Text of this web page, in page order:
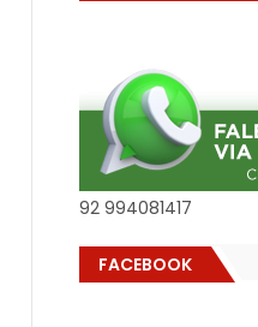
92 994081417
FACEBOOK